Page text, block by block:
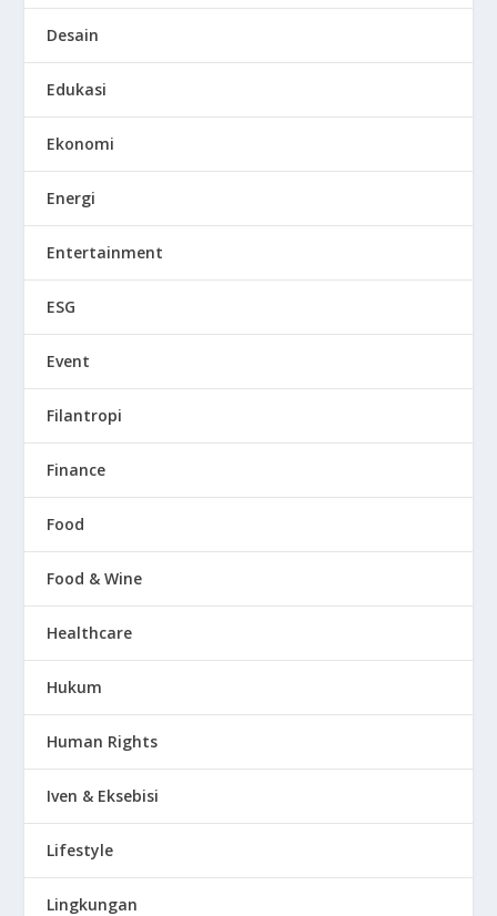
Desain
Edukasi
Ekonomi
Energi
Entertainment
ESG
Event
Filantropi
Finance
Food
Food & Wine
Healthcare
Hukum
Human Rights
Iven & Eksebisi
Lifestyle
Lingkungan